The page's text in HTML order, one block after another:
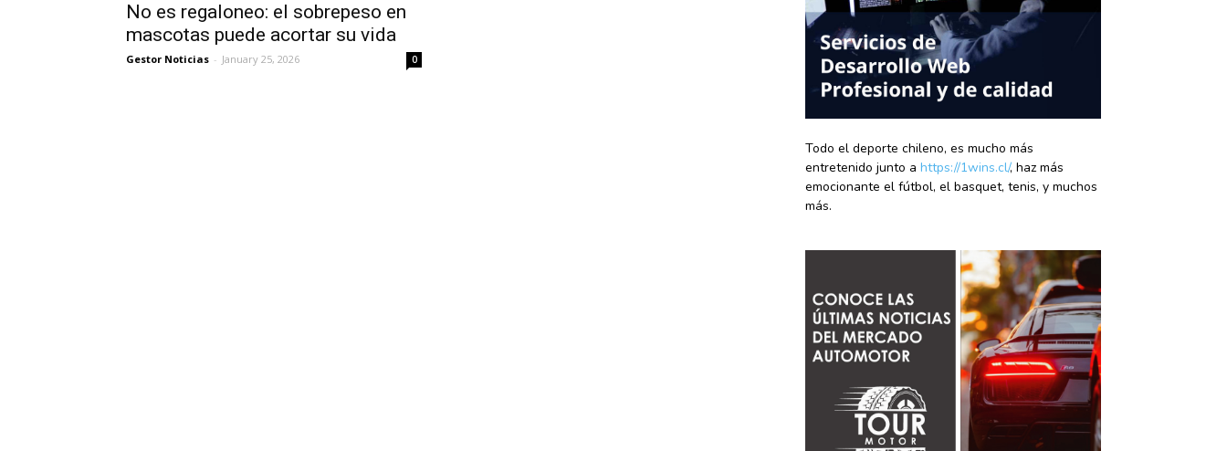
No es regaloneo: el sobrepeso en
mascotas puede acortar su vida
Gestor Noticias - January 25, 2026 0
Todo el deporte chileno, es mucho más
entretenido junto a https://1wins.cl/, haz más
emocionante el fútbol, el basquet, tenis, y muchos
más.